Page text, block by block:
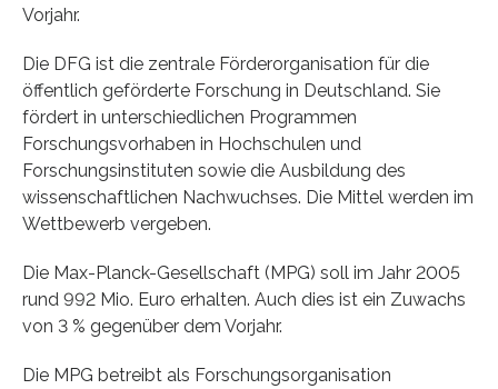
Vorjahr.
Die DFG ist die zentrale Förderorganisation für die
öffentlich geförderte Forschung in Deutschland. Sie
fördert in unterschiedlichen Programmen
Forschungsvorhaben in Hochschulen und
Forschungsinstituten sowie die Ausbildung des
wissenschaftlichen Nachwuchses. Die Mittel werden im
Wettbewerb vergeben.
Die Max-Planck-Gesellschaft (MPG) soll im Jahr 2005
rund 992 Mio. Euro erhalten. Auch dies ist ein Zuwachs
von 3 % gegenüber dem Vorjahr.
Die MPG betreibt als Forschungsorganisation